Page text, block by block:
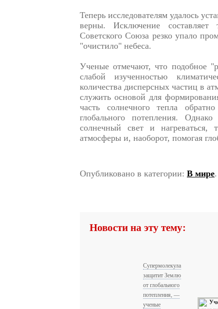
Теперь исследователям удалось
верны. Исключение
Советского Союза резко упало
"очистило" небеса.
Ученые отмечают, что подобное
слабой изученностью
количества дисперсных частиц в
служить основой для
часть солнечного тепла
глобального потепления.
солнечный свет и нагреваться,
атмосферы и, наоборот, помогая
Опубликовано в категории: В мире
Новости на эту тему:
Супермолекула
защитит Землю
от глобального
потепления, —
ученые